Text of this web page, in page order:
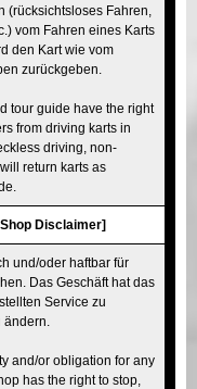
(rücksichtsloses Fahren,
vom Fahren eines Karts
den Kart wie vom
zurückgeben.
tour guide have the right
from driving karts in
driving, non-
return karts as
Disclaimer]
und/oder haftbar für
Das Geschäft hat das
Service zu
and/or obligation for any
has the right to stop,